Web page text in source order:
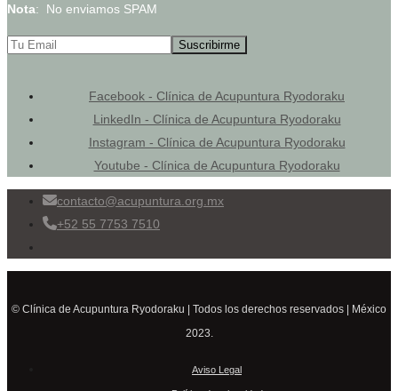
Nota: No enviamos SPAM
Facebook - Clínica de Acupuntura Ryodoraku
LinkedIn - Clínica de Acupuntura Ryodoraku
Instagram - Clínica de Acupuntura Ryodoraku
Youtube - Clínica de Acupuntura Ryodoraku
contacto@acupuntura.org.mx
+52 55 7753 7510
© Clínica de Acupuntura Ryodoraku | Todos los derechos reservados | México
2023.
Aviso Legal